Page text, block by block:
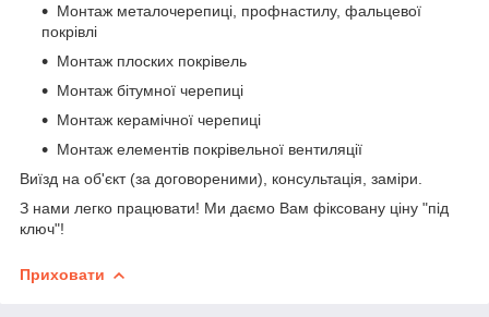
Монтаж металочерепиці, профнастилу, фальцевої
покрівлі
Монтаж плоских покрівель
Монтаж бітумної черепиці
Монтаж керамічної черепиці
Монтаж елементів покрівельної вентиляції
Виїзд на об'єкт (за договореними), консультація, заміри.
З нами легко працювати! Ми даємо Вам фіксовану ціну "під
ключ"!
Приховати